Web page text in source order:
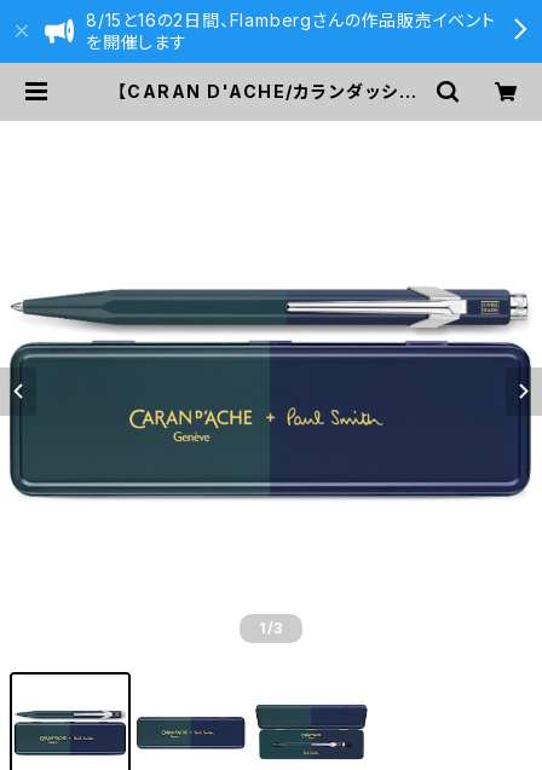
8/15と16の2日間、Flambergさんの作品販売イベント
を開催します
【CARAN D'ACHE/カランダッシュ】
1 /3